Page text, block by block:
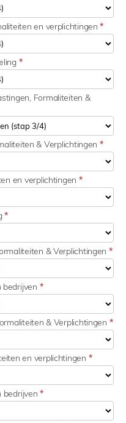
en verplichtingen*
*
Formaliteiten &
& Verplichtingen *
en verplichtingen *
*
& Verplichtingen *
bedrijven *
& Verplichtingen *
en verplichtingen *
bedrijven*